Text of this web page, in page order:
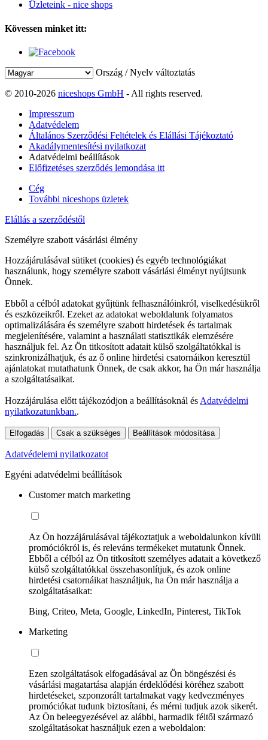
Üzleteink - nice shops
Kövessen minket itt:
Ország / Nyelv változtatás
© 2010-2026 niceshops GmbH - All rights reserved.
Impresszum
Adatvédelem
Általános Szerződési Feltételek és Elállási Tájékoztató
Akadálymentesítési nyilatkozat
Adatvédelmi beállítások
Előfizetéses szerződés lemondása itt
Cég
További niceshops üzletek
Elállás a szerződéstől
Személyre szabott vásárlási élmény
Hozzájárulásával sütiket (cookies) és egyéb technológiákat
használunk, hogy személyre szabott vásárlási élményt nyújtsunk
Önnek.
Ebből a célból adatokat gyűjtünk felhasználóinkról, viselkedésükről
és eszközeikről. Ezeket az adatokat weboldalunk folyamatos
optimalizálására és személyre szabott hirdetések és tartalmak
megjelenítésére, valamint a használati statisztikák elemzésére
használjuk fel. Az Ön titkosított adatait külső szolgáltatókkal is
szinkronizálhatjuk, és az ő online hirdetési csatornáikon keresztül
ajánlatokat mutathatunk Önnek, de csak akkor, ha Ön már használja
a szolgáltatásaikat.
Hozzájárulása előtt tájékozódjon a beállításoknál és Adatvédelmi
nyilatkozatunkban..
Elfogadás Csak a szükséges Beállítások módosítása
Adatvédelemi nyilatkozatot
Egyéni adatvédelmi beállítások
Customer match marketing
Az Ön hozzájárulásával tájékoztatjuk a weboldalunkon kívüli
promóciókról is, és releváns termékeket mutatunk Önnek.
Ebből a célból az Ön titkosított személyes adatait a következő
külső szolgáltatókkal összehasonlítjuk, és azok online
hirdetési csatornáikat használjuk, ha Ön már használja a
szolgáltatásaikat:
Bing, Criteo, Meta, Google, LinkedIn, Pinterest, TikTok
Marketing
Ezen szolgáltatások elfogadásával az Ön böngészési és
vásárlási magatartása alapján érdeklődési köréhez szabott
hirdetéseket, szponzorált tartalmakat vagy kedvezményes
promóciókat tudunk biztosítani, és mérni tudjuk azok sikerét.
Az Ön beleegyezésével az alábbi, harmadik féltől származó
szolgáltatásokat használjuk ezen a weboldalon: